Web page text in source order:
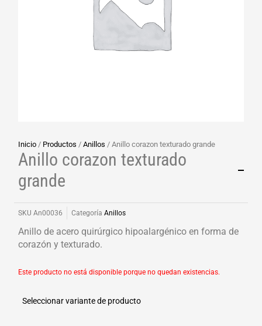
Inicio / Productos /Anillos / Anillo corazon texturado grande
Anillo corazon texturado
grande
SKUAn00036 Categoría Anillos
Anillo de acero quirúrgico hipoalargénico en forma de
corazón y texturado.
Este producto no está disponible porque no quedan existencias.
Seleccionar variante de producto